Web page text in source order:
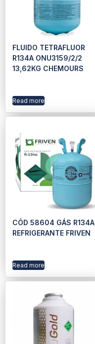
FLUIDO TETRAFLUOR
R134A ONU3159/2/2
13,62KG CHEMOURS
Read more
CÓD 58604 GÁS R134A
REFRIGERANTE FRIVEN
Read more